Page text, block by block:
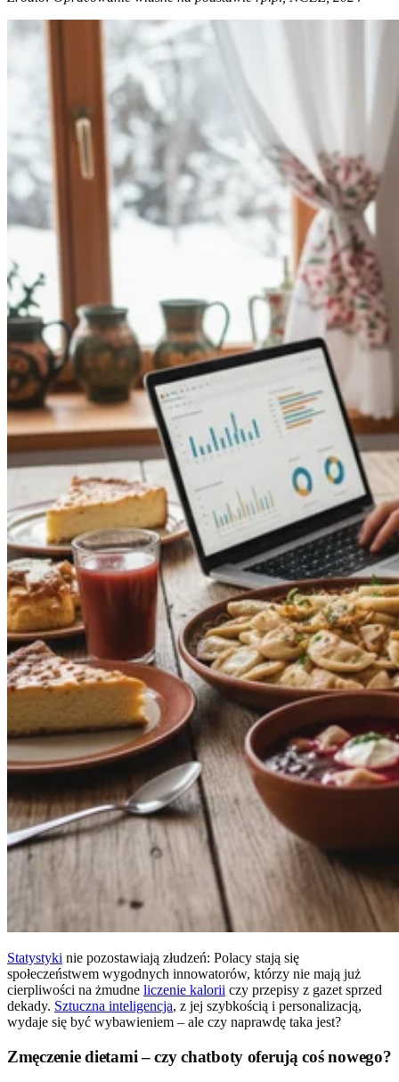
Statystyki nie pozostawiają złudzeń: Polacy stają się
społeczeństwem wygodnych innowatorów, którzy nie mają już
cierpliwości na żmudne liczenie kalorii czy przepisy z gazet sprzed
dekady. Sztuczna inteligencja, z jej szybkością i personalizacją,
wydaje się być wybawieniem – ale czy naprawdę taka jest?
Zmęczenie dietami – czy chatboty oferują coś nowego?